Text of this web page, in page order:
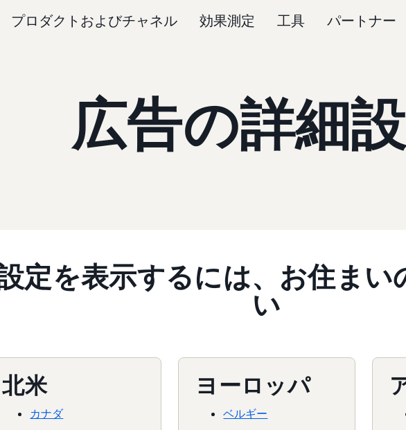
プロダクトおよびチャネル 効果測定 工具 パートナー
広告の詳細
定を表示するには、お住まい
い
北米
カナダ
ヨーロッパ
ベルギー